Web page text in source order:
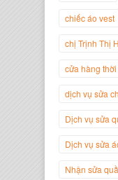
Giám
chiếc áo vest
chị Trịnh Thị
cửa hàng
dịch vụ sửa
Dịch vụ sửa
Dịch vụ sửa
Nhận sửa